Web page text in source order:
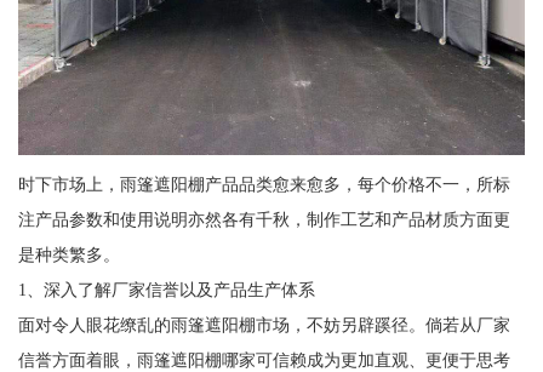
时下市场上，雨篷遮阳棚产品品类愈来愈多，每个价格不一，所标
注产品参数和使用说明亦然各有千秋，制作工艺和产品材质方面更
是种类繁多。
1、深入了解厂家信誉以及产品生产体系
面对令人眼花缭乱的雨篷遮阳棚市场，不妨另辟蹊径。倘若从厂家
信誉方面着眼，雨篷遮阳棚哪家可信赖成为更加直观、更便于思考